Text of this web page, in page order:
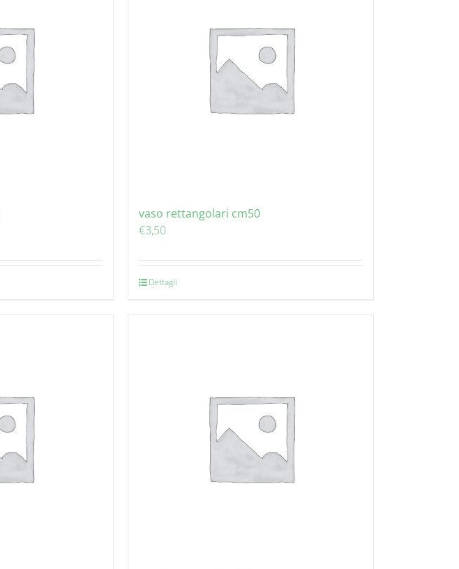
vaso rettangolari cm50
€3,50
Dettagli